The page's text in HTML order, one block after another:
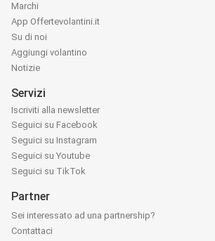
Marchi
App Offertevolantini.it
Su di noi
Aggiungi volantino
Notizie
Servizi
Iscriviti alla newsletter
Seguici su Facebook
Seguici su Instagram
Seguici su Youtube
Seguici su TikTok
Partner
Sei interessato ad una partnership?
Contattaci